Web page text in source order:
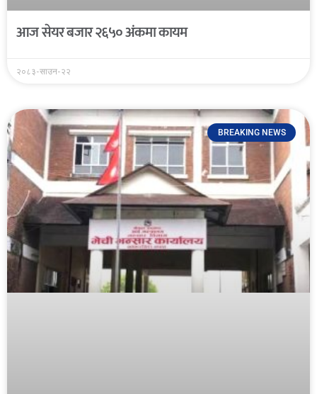
आज सेयर बजार २६५० अंकमा कायम
२०८३-साउन-२२
BREAKING NEWS